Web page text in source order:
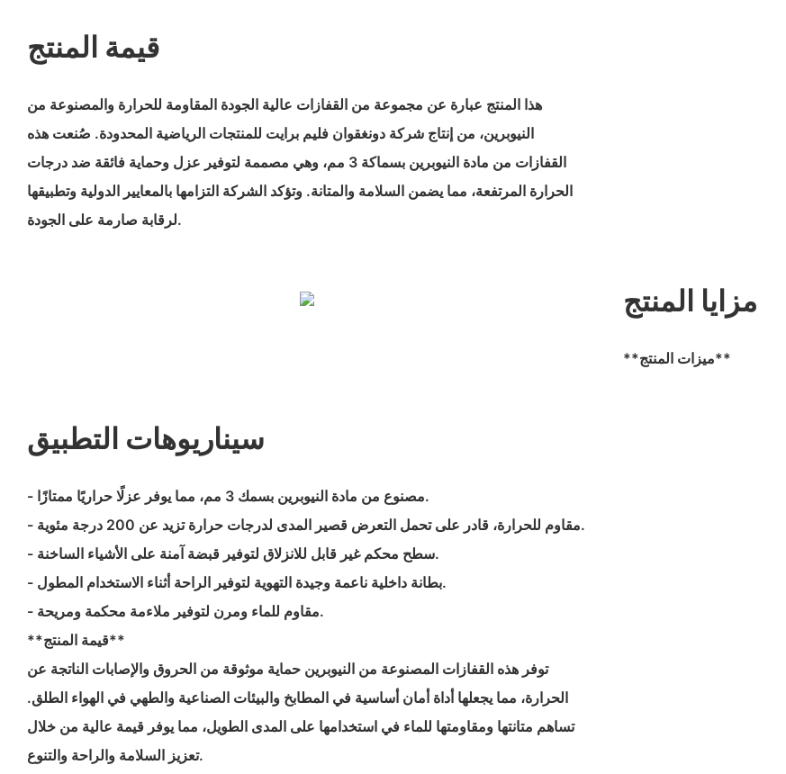
قيمة المنتج
هذا المنتج عبارة عن مجموعة من القفازات عالية الجودة المقاومة للحرارة والمصنوعة من
النيوبرين، من إنتاج شركة دونغقوان فليم برايت للمنتجات الرياضية المحدودة. صُنعت هذه
القفازات من مادة النيوبرين بسماكة 3 مم، وهي مصممة لتوفير عزل وحماية فائقة ضد درجات
الحرارة المرتفعة، مما يضمن السلامة والمتانة. وتؤكد الشركة التزامها بالمعايير الدولية وتطبيقها
لرقابة صارمة على الجودة.
مزايا المنتج
**ميزات المنتج**
سيناريوهات التطبيق
- مصنوع من مادة النيوبرين بسمك 3 مم، مما يوفر عزلًا حراريًا ممتازًا.
- مقاوم للحرارة، قادر على تحمل التعرض قصير المدى لدرجات حرارة تزيد عن 200 درجة مئوية.
- سطح محكم غير قابل للانزلاق لتوفير قبضة آمنة على الأشياء الساخنة.
- بطانة داخلية ناعمة وجيدة التهوية لتوفير الراحة أثناء الاستخدام المطول.
- مقاوم للماء ومرن لتوفير ملاءمة محكمة ومريحة.
**قيمة المنتج**
توفر هذه القفازات المصنوعة من النيوبرين حماية موثوقة من الحروق والإصابات الناتجة عن
الحرارة، مما يجعلها أداة أمان أساسية في المطابخ والبيئات الصناعية والطهي في الهواء الطلق.
تساهم متانتها ومقاومتها للماء في استخدامها على المدى الطويل، مما يوفر قيمة عالية من خلال
تعزيز السلامة والراحة والتنوع.